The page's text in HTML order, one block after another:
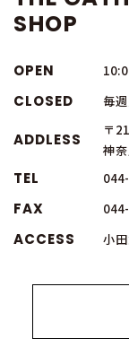
SHOP
OPEN
CLOSED 毎
ADDLESS
〒
神
TEL
FAX
ACCESS 小